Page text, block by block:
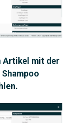
Artikel mit der